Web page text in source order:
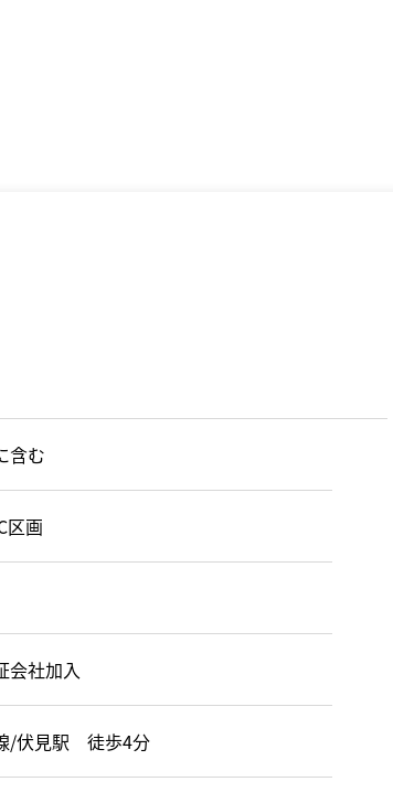
含む
区画
会社加入
/伏見駅 徒歩4分